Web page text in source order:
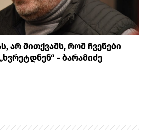
არ მითქვამს, რომ ჩვენები
- ბარამიძე